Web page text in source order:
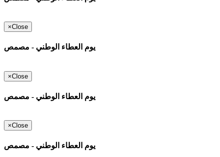
×Close
يوم العطاء الوطني - مصمص
×Close
يوم العطاء الوطني - مصمص
×Close
يوم العطاء الوطني - مصمص